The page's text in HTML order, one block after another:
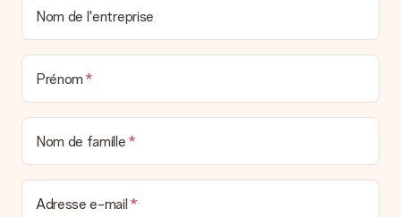
Nom de l'entreprise
Prénom
Nom de famille
Adresse e-mail